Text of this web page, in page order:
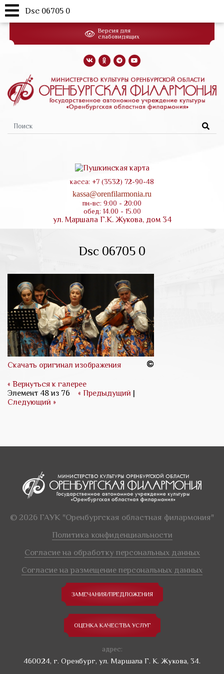
Перейти
основному
Форма
поиска
касса: +7 (3532) 72-90-48
kassa@orenfilarmonia.ru
пн-вс: 9:00 - 20:00
обед: 14.00 - 15.00
ул. Маршала Г.К. Жукова, дом 34
Версия для
слабовидящих
Dsc 06705 0
Скачать оригинал изображения
« Вернуться к галерее
Элемент 48 из 76
« Предыдущий |
Следующий »
Dsc 06705 0
© 2026 ГАУК "Оренбургская областная филармония"
Политика конфиденциальности
Согласие на обработку персональных данных
Согласие на размещение персональных данных
ЗАМЕЧАНИЯ/ПРЕДЛОЖЕНИЯ
ОЦЕНКА КАЧЕСТВА УСЛУГ
адрес:
460024, г. Оренбург, ул. Маршала Г. К. Жукова, 34.